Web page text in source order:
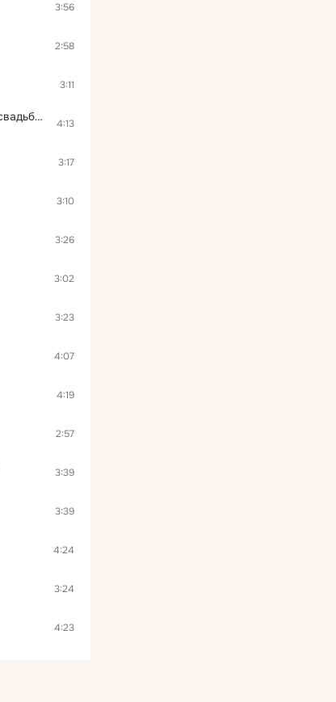
3:56
2:58
3:11
С толстым ХУ !) [ Плавки, лето и бухло или На Хундае 2 ] __ Пишем песни под заказ (на свадьбы, юбилей и день рождения), изготовление аудиорекламы. Обучение вокалу,репу, запись треков на студии, подготовка к кастингам: X-фактор, Голос країни, Україна має т 4:13
3:17
3:10
3:26
3:02
3:23
4:07
4:19
2:57
3:39
3:39
4:24
3:24
4:23